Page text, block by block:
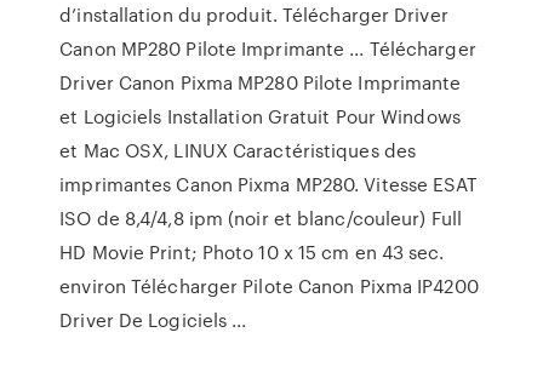
d’installation du produit. Télécharger Driver
Canon MP280 Pilote Imprimante ... Télécharger
Driver Canon Pixma MP280 Pilote Imprimante
et Logiciels Installation Gratuit Pour Windows
et Mac OSX, LINUX Caractéristiques des
imprimantes Canon Pixma MP280. Vitesse ESAT
ISO de 8,4/4,8 ipm (noir et blanc/couleur) Full
HD Movie Print; Photo 10 x 15 cm en 43 sec.
environ Télécharger Pilote Canon Pixma IP4200
Driver De Logiciels ...